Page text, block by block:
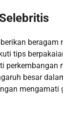
tips
besar